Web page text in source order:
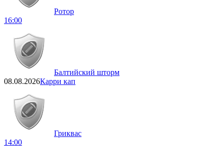
Ротор
16:00
Балтийский шторм
08.08.2026Карри кап
Гриквас
14:00